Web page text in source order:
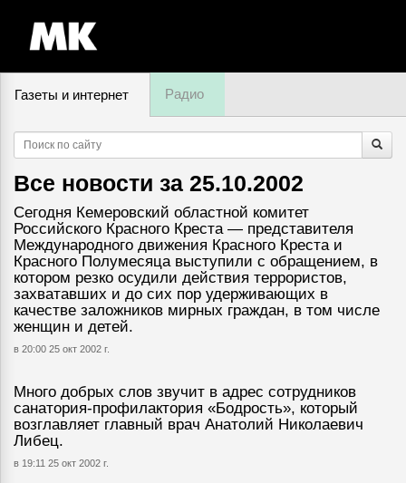
Газеты и интернет Радио
Все новости за 25.10.2002
Сегодня Кемеровский областной комитет
Российского Красного Креста — представителя
Международного движения Красного Креста и
Красного Полумесяца выступили с обращением, в
котором резко осудили действия террористов,
захватавших и до сих пор удерживающих в
качестве заложников мирных граждан, в том числе
женщин и детей.
в 20:00 25 окт 2002 г.
Много добрых слов звучит в адрес сотрудников
санатория-профилактория «Бодрость», который
возглавляет главный врач Анатолий Николаевич
Либец.
в 19:11 25 окт 2002 г.